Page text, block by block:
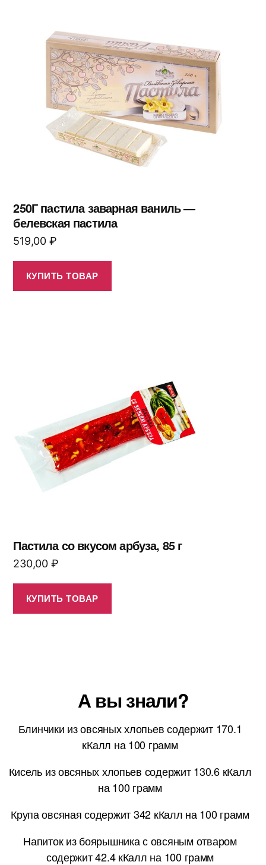
250Г пастила заварная ваниль —
белевская пастила
519,00 ₽
КУПИТЬ ТОВАР
Пастила со вкусом арбуза, 85 г
230,00 ₽
КУПИТЬ ТОВАР
А вы знали?
Блинчики из овсяных хлопьев содержит 170.1
кКалл на 100 грамм
Кисель из овсяных хлопьев содержит 130.6 кКалл
на 100 грамм
Крупа овсяная содержит 342 кКалл на 100 грамм
Напиток из боярышника с овсяным отваром
содержит 42.4 кКалл на 100 грамм